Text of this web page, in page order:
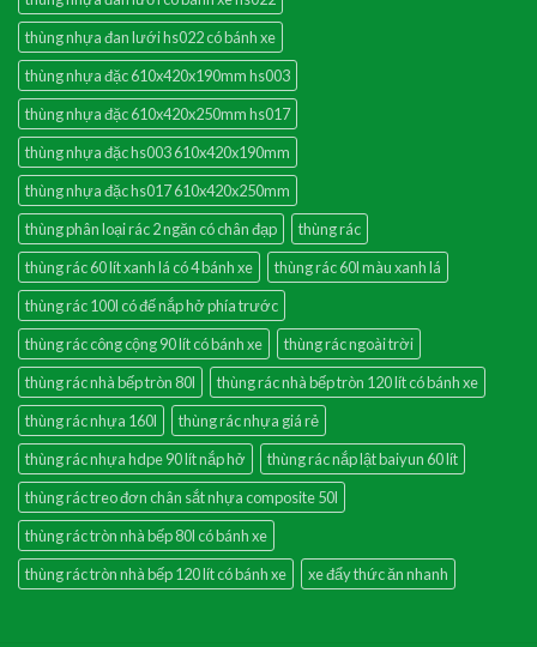
thùng nhựa đan lưới hs022 có bánh xe
thùng nhựa đặc 610x420x190mm hs003
thùng nhựa đặc 610x420x250mm hs017
thùng nhựa đặc hs003 610x420x190mm
thùng nhựa đặc hs017 610x420x250mm
thùng phân loại rác 2 ngăn có chân đạp
thùng rác
thùng rác 60 lít xanh lá có 4 bánh xe
thùng rác 60l màu xanh lá
thùng rác 100l có đế nắp hở phía trước
thùng rác công cộng 90 lít có bánh xe
thùng rác ngoài trời
thùng rác nhà bếp tròn 80l
thùng rác nhà bếp tròn 120 lít có bánh xe
thùng rác nhựa 160l
thùng rác nhựa giá rẻ
thùng rác nhựa hdpe 90 lít nắp hở
thùng rác nắp lật baiyun 60 lít
thùng rác treo đơn chân sắt nhựa composite 50l
thùng rác tròn nhà bếp 80l có bánh xe
thùng rác tròn nhà bếp 120 lít có bánh xe
xe đẩy thức ăn nhanh